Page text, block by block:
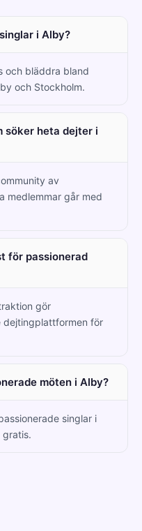
i Alby?
och bläddra bland
och Stockholm.
söker heta dejter i
av
medlemmar går med
för passionerad
gör
dejtingplattformen för
möten i Alby?
singlar i
gratis.